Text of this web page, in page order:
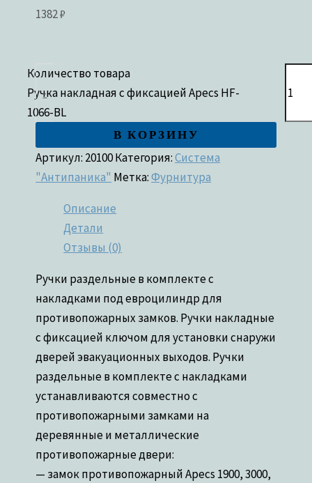
1382₽
-
Количество товара
Ручка накладная с фиксацией Apecs HF-
1066-BL
В КОРЗИНУ
Артикул: 20100Категория:Система
"Антипаника" Метка:Фурнитура
Описание
Детали
Отзывы (0)
Ручки раздельные в комплекте с
накладками под евроцилиндр для
противопожарных замков. Ручки накладные
с фиксацией ключом для установки снаружи
дверей эвакуационных выходов. Ручки
раздельные в комплекте с накладками
устанавливаются совместно с
противопожарными замками на
деревянные и металлические
противопожарные двери:
— замок противопожарный Apecs 1900, 3000,